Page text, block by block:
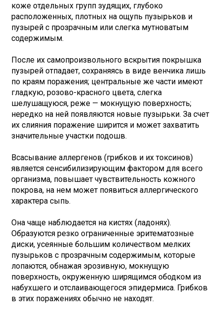
коже отдельных групп зудящих, глубоко
расположенных, плотных на ощупь пузырьков и
пузырей с прозрачным или слегка мутноватым
содержимым.
После их самопроизвольного вскрытия покрышка
пузырей отпадает, сохраняясь в виде венчика лишь
по краям поражения; центральные же части имеют
гладкую, розово-красного цвета, слегка
шелушащуюся, реже — мокнущую поверхность;
нередко на ней появляются новые пузырьки. За счет
их слияния поражение ширится и может захватить
значительные участки подошв.
Всасывание аллергенов (грибков и их токсинов)
является сенсибилизирующим фактором для всего
организма, повышает чувствительность кожного
покрова, на нем может появиться аллергического
характера сыпь.
Она чаще наблюдается на кистях (ладонях).
Образуются резко ограниченные эритематозные
диски, усеянные большим количеством мелких
пузырьков с прозрачным содержимым, которые
лопаются, обнажая эрозивную, мокнущую
поверхность, окруженную ширящимся ободком из
набухшего и отслаивающегося эпидермиса. Грибков
в этих поражениях обычно не находят.